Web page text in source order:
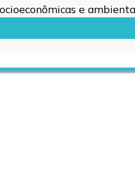
e